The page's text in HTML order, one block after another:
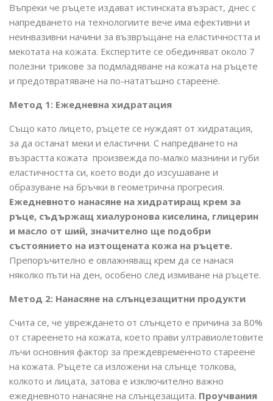
Въпреки че ръцете издават истинската възраст, днес с
напредването на технологиите вече има ефективни и
неинвазивни начини за възвръщане на еластичността и
мекотата на кожата. Експертите се обединяват около 7
полезни трикове за подмладяване на кожата на ръцете
и предотвратяване на по-нататъшно стареене.
Метод 1: Ежедневна хидратация
Също като лицето, ръцете се нуждаят от хидратация,
за да останат меки и еластични. С напредването на
възрастта кожата произвежда по-малко мазнини и губи
еластичността си, което води до изсушаване и
образуване на бръчки в геометрична прогресия.
Ежедневното нанасяне на хидратиращ крем за
ръце, съдържащ хиалуронова киселина, глицерин
и масло от ший, значително ще подобри
състоянието на изтощената кожа на ръцете.
Препоръчително е овлажняващ крем да се нанася
няколко пъти на ден, особено след измиване на ръцете.
Метод 2: Нанасяне на слънцезащитни продукти
Счита се, че увреждането от слънцето е причина за 80%
от стареенето на кожата, което прави ултравиолетовите
лъчи основния фактор за преждевременното стареене
на кожата. Ръцете са изложени на слънце толкова,
колкото и лицата, затова е изключително важно
ежедневното нанасяне на слънцезащита. Проучвания